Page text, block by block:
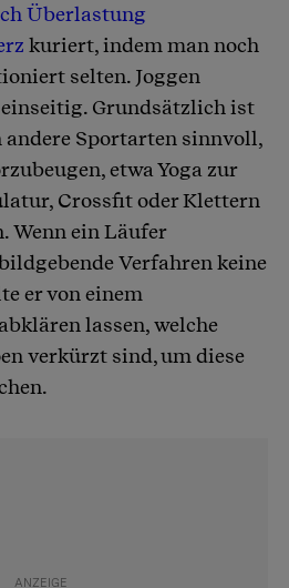
Überlastung
kuriert, indem man noch
selten. Joggen
Grundsätzlich ist
Sportarten sinnvoll,
etwa Yoga zur
Crossfit oder Klettern
Wenn ein Läufer
Verfahren keine
er von einem
lassen, welche
verkürzt sind, um diese